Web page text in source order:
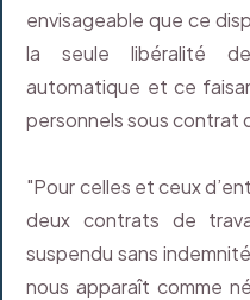
envisageable que ce
la seule libéralité
automatique et ce
personnels sous contrat
"Pour celles et ceux
deux contrats de
suspendu sans
nous apparaît comme